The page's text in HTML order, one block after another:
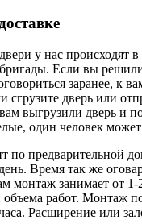
у нас происходят
Если вы
заранее, к
сгрузите дверь или
выгрузили дверь и
один человек может
по предварительной
Время так же
монтаж занимает от 1-
объема работ. Монтаж
Расширение или